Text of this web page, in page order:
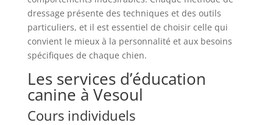
dressage présente des techniques et des outils
particuliers, et il est essentiel de choisir celle qui
convient le mieux à la personnalité et aux besoins
spécifiques de chaque chien.
Les services d’éducation
canine à Vesoul
Cours individuels